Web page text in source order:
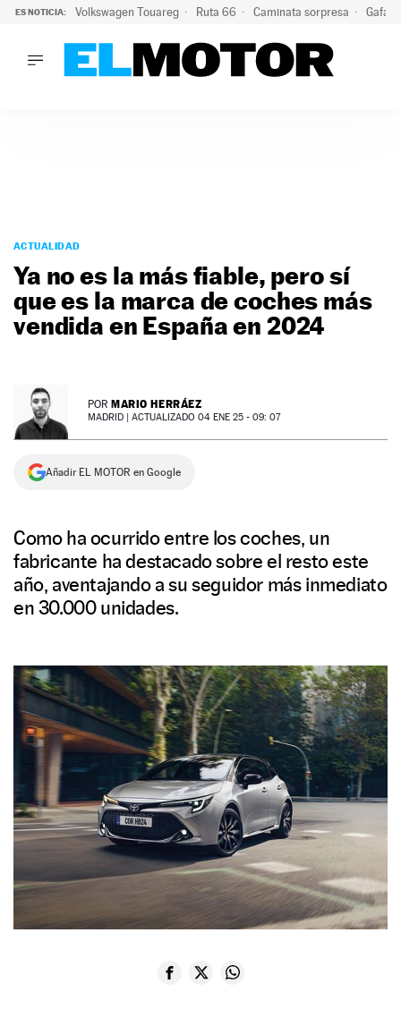
ES NOTICIA: Volkswagen Touareg Ruta 66 Caminata sorpresa Gafas
PODCAST
MOTOS
TECNOLOGÍA
SUPERCOCHES
SERVICIOS
NEWSLETTER
SÍGUENOS
ACTUALIDAD
Ya no es la más fiable, pero sí
que es la marca de coches más
vendida en España en 2024
POR MARIO HERRÁEZ
MADRID | ACTUALIZADO 04 ENE 25 - 09: 07
Añadir EL MOTOR en Google
Como ha ocurrido entre los coches, un
fabricante ha destacado sobre el resto este
año, aventajando a su seguidor más inmediato
en 30.000 unidades.